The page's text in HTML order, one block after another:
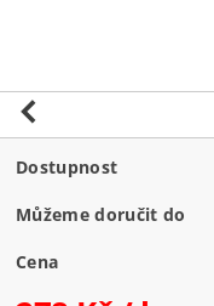
Dostupnost
Můžeme doručit do
Cena